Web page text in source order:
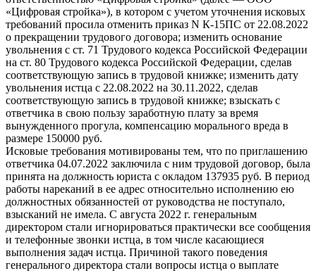
«Цифровая стройка»), в котором с учетом уточнения исковых
требований просила отменить приказ N К-15ПС от 22.08.2022
о прекращении трудового договора; изменить основание
увольнения с ст. 71 Трудового кодекса Российской Федерации
на ст. 80 Трудового кодекса Российской Федерации, сделав
соответствующую запись в трудовой книжке; изменить дату
увольнения истца с 22.08.2022 на 30.11.2022, сделав
соответствующую запись в трудовой книжке; взыскать с
ответчика в свою пользу заработную плату за время
вынужденного прогула, компенсацию морального вреда в
размере 150000 руб.
Исковые требования мотивированы тем, что по приглашению
ответчика 04.07.2022 заключила с ним трудовой договор, была
принята на должность юриста с окладом 137935 руб. В период
работы нареканий в ее адрес относительно исполнению ею
должностных обязанностей от руководства не поступало,
взысканий не имела. С августа 2022 г. генеральным
директором стали игнорироваться практически все сообщения
и телефонные звонки истца, в том числе касающиеся
выполнения задач истца. Причиной такого поведения
генерального директора стали вопросы истца о выплате